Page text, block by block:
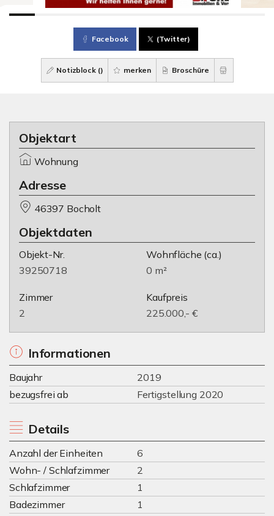
Facebook (Twitter)
Notizblock () merken Broschüre
Objektart
Wohnung
Adresse
46397 Bocholt
Objektdaten
Objekt-Nr.
39250718
Wohnfläche (ca.)
0 m²
Zimmer
2
Kaufpreis
225.000,- €
Informationen
Baujahr
2019
bezugsfrei ab
Fertigstellung 2020
Details
Anzahl der Einheiten
6
Wohn- / Schlafzimmer
2
Schlafzimmer
1
Badezimmer
1